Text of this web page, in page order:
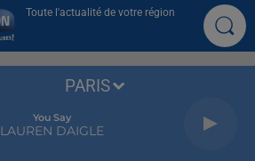
Toute l'actualité de votre région
You Say
LAUREN DAIGLE
PARIS